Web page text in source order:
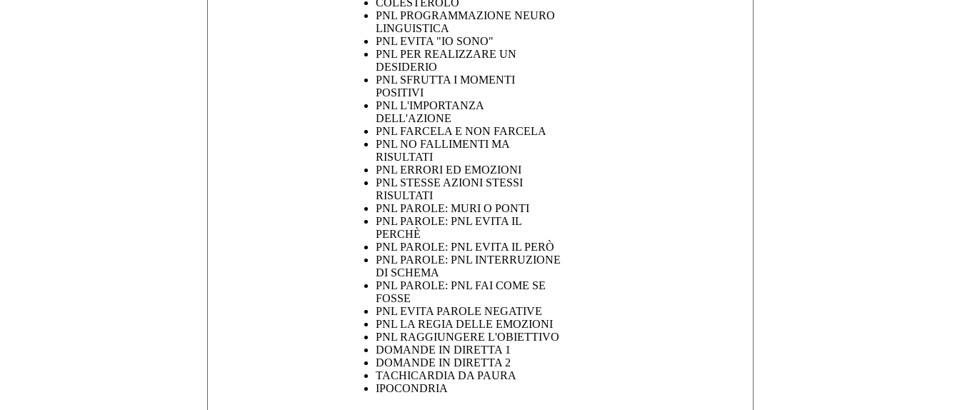
PNL PROGRAMMAZIONE NEURO
LINGUISTICA
PNL EVITA "IO SONO"
PNL PER REALIZZARE UN
DESIDERIO
PNL SFRUTTA I MOMENTI
POSITIVI
PNL L'IMPORTANZA
DELL'AZIONE
PNL FARCELA E NON FARCELA
PNL NO FALLIMENTI MA
RISULTATI
PNL ERRORI ED EMOZIONI
PNL STESSE AZIONI STESSI
RISULTATI
PNL PAROLE: MURI O PONTI
PNL PAROLE: PNL EVITA IL
PERCHÈ
PNL PAROLE: PNL EVITA IL PERÒ
PNL PAROLE: PNL INTERRUZIONE
DI SCHEMA
PNL PAROLE: PNL FAI COME SE
FOSSE
PNL EVITA PAROLE NEGATIVE
PNL LA REGIA DELLE EMOZIONI
PNL RAGGIUNGERE L'OBIETTIVO
DOMANDE IN DIRETTA 1
DOMANDE IN DIRETTA 2
TACHICARDIA DA PAURA
IPOCONDRIA